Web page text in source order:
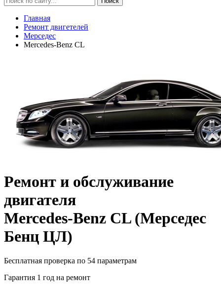
Главная
Ремонт двигетелей
Мерседес
Mercedes-Benz CL
Ремонт и обслуживание
двигателя
Mercedes-Benz CL(Мерседес
Бенц ЦЛ)
Бесплатная проверка по 54 параметрам
Гарантия 1 год на ремонт